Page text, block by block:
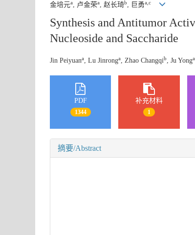
金培元a, 卢金荣a, 赵长琦b, 巨勇a,c
Synthesis and Antitumor
Nucleoside and Saccharide
Jin Peiyuana , Lu Jinronga , Zhao Changqib , Ju Yong
PDF
1344
补充材料
1
摘要/Abstract